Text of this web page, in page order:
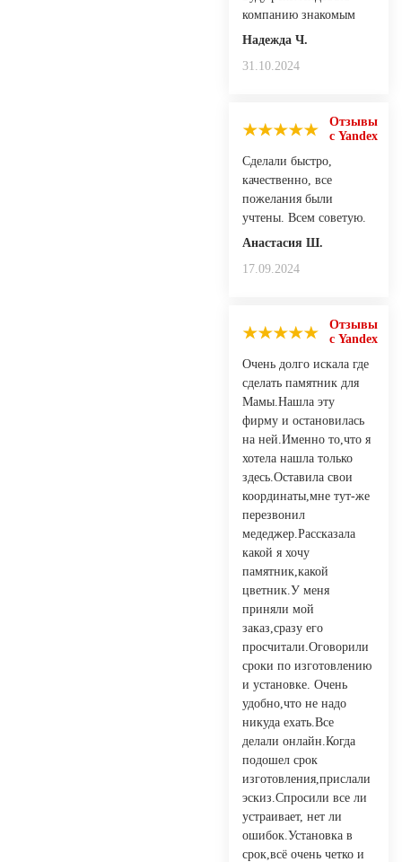
компанию знакомым
Надежда Ч.
31.10.2024
Отзывы
с Yandex
Сделали быстро,
качественно, все
пожелания были
учтены. Всем советую.
Анастасия Ш.
17.09.2024
Отзывы
с Yandex
Очень долго искала где
сделать памятник для
Мамы.Нашла эту
фирму и остановилась
на ней.Именно то,что я
хотела нашла только
здесь.Оставила свои
координаты,мне тут-же
перезвонил
медеджер.Рассказала
какой я хочу
памятник,какой
цветник.У меня
приняли мой
заказ,сразу его
просчитали.Оговорили
сроки по изготовлению
и установке. Очень
удобно,что не надо
никуда ехать.Все
делали онлайн.Когда
подошел срок
изготовления,прислали
эскиз.Спросили все ли
устраивает, нет ли
ошибок.Установка в
срок,всё очень четко и